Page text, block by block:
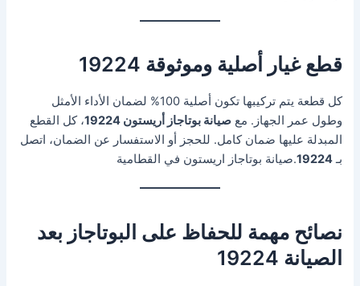
قطع غيار أصلية وموثوقة 19224
كل قطعة يتم تركيبها تكون أصلية 100% لضمان الأداء الأمثل
وطول عمر الجهاز. معصيانة بوتاجاز أريستون 19224
، كل القطع
المبدلة عليها ضمان كامل. للحجز أو الاستفسار عن الضمان، اتصل
بـ19224.صيانة بوتاجاز اريستون في القطامية
نصائح مهمة للحفاظ على البوتاجاز بعد
الصيانة 19224